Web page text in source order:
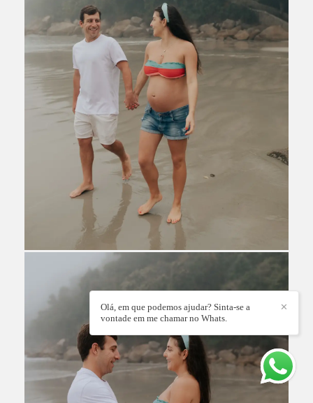
✕
Olá, em que podemos ajudar? Sinta-se a
vontade em me chamar no Whats.